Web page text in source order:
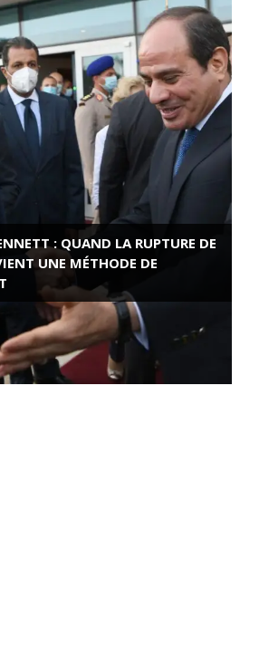
: QUAND LA RUPTURE DE
UNE MÉTHODE DE
DE LA RESISTANCE